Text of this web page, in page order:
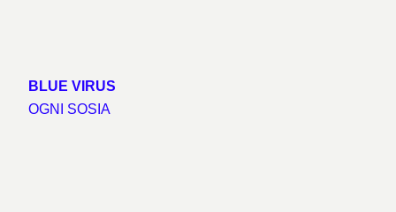
BLUE VIRUS
OGNI SOSIA